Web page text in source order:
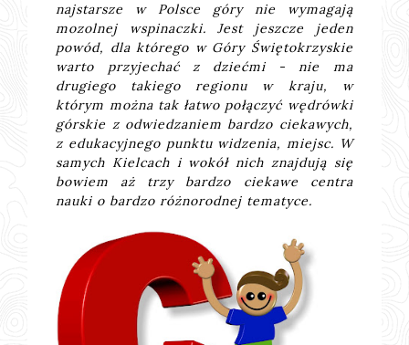
najstarsze w Polsce góry nie wymagają
mozolnej wspinaczki. Jest jeszcze jeden
powód, dla którego w Góry Świętokrzyskie
warto przyjechać z dziećmi - nie ma
drugiego takiego regionu w kraju, w
którym można tak łatwo połączyć wędrówki
górskie z odwiedzaniem bardzo ciekawych,
z edukacyjnego punktu widzenia, miejsc. W
samych Kielcach i wokół nich znajdują się
bowiem aż trzy bardzo ciekawe centra
nauki o bardzo różnorodnej tematyce.